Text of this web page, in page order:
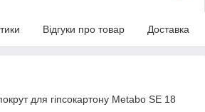
Відгуки про товар Доставка
для гіпсокартону Metabo SE 18